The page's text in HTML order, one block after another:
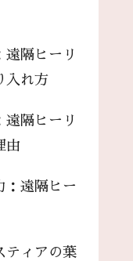
遠隔ヒーリ
入れ方
遠隔ヒーリ
由
：遠隔ヒー
ティアの葉